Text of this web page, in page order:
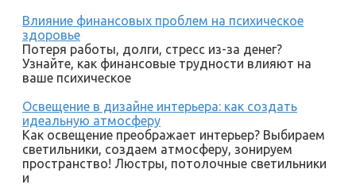
Влияние финансовых проблем на психическое
здоровье
Потеря работы, долги, стресс из-за денег?
Узнайте, как финансовые трудности влияют на
ваше психическое
Освещение в дизайне интерьера: как создать
идеальную атмосферу
Как освещение преображает интерьер? Выбираем
светильники, создаем атмосферу, зонируем
пространство! Люстры, потолочные светильники
и